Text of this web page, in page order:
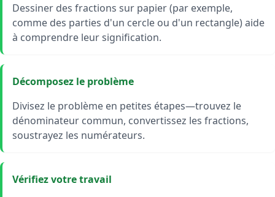
Dessiner des fractions sur papier (par exemple,
comme des parties d'un cercle ou d'un rectangle) aide
à comprendre leur signification.
Décomposez le problème
Divisez le problème en petites étapes—trouvez le
dénominateur commun, convertissez les fractions,
soustrayez les numérateurs.
Vérifiez votre travail